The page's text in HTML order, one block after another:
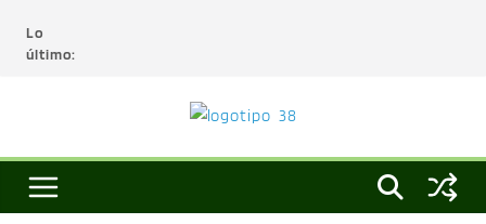
Lo
último: